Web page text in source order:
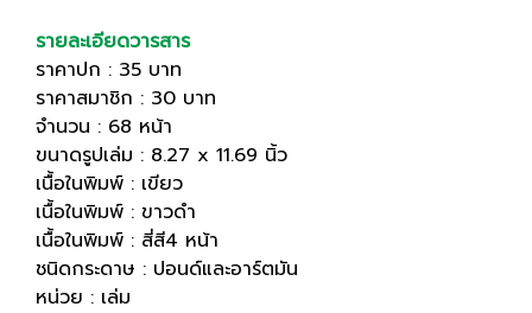
รายละเอียดวารสาร
ราคาปก : 35 บาท
ราคาสมาชิก : 30 บาท
จำนวน : 68 หน้า
ขนาดรูปเล่ม : 8.27 x 11.69 นิ้ว
เนื้อในพิมพ์ : เขียว
เนื้อในพิมพ์ : ขาวดำ
เนื้อในพิมพ์ : สี่สี4 หน้า
ชนิดกระดาษ : ปอนด์และอาร์ตมัน
หน่วย : เล่ม